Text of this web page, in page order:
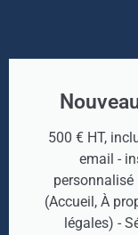
500 € HT,
email -
personnalisé
(Accueil, À
légales) -